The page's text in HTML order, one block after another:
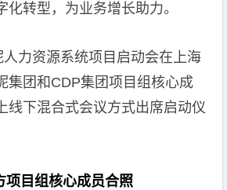
化转型，为业务增长助力。
力资源系统项目启动会在上海
集团和CDP集团项目组核心成
线下混合式会议方式出席启动仪
项目组核心成员合照